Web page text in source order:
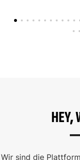
HEY,
Wir sind die